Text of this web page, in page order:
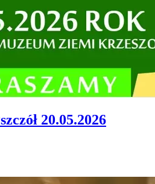
20.05.2026